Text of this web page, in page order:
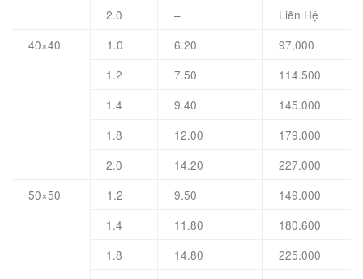
2.0
–
Liên Hệ
40×40
1.0 6.20
97,000
1.2
7.50
114.500
1.4
9.40
145.000
1.8
12.00
179.000
2.0
14.20
227.000
50×50
1.2 9.50
149.000
1.4
11.80
180.600
1.8
14.80
225.000